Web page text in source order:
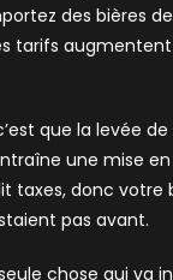
des bières
tarifs
que la levée
une mise
taxes, donc votre
pas avant.
chose qui va